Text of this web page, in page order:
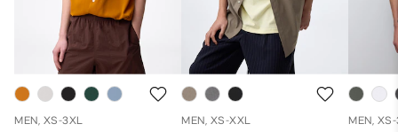
MEN, XS-3XL MEN, XS-XXL MEN,